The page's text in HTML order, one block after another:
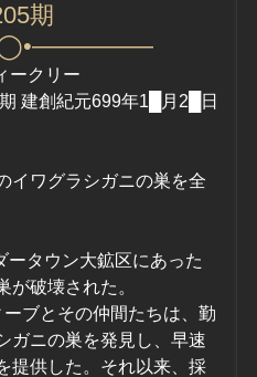
期
ークリー
建創紀元699年1█月2█日
イワグラシガニの巣を全
ータウン大鉱区にあった
が破壊された。
ブとその仲間たちは、勤
ガニの巣を発見し、早速
提供した。それ以来、採